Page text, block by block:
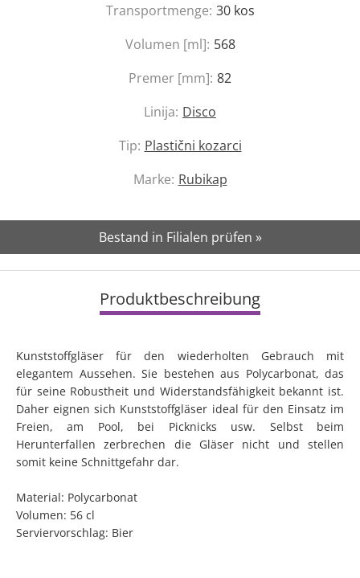
Transportmenge: 30 kos
Volumen [ml]: 568
Premer [mm]: 82
Linija: Disco
Tip: Plastični kozarci
Marke: Rubikap
Bestand in Filialen prüfen »
Produktbeschreibung
Kunststoffgläser für den wiederholten Gebrauch mit
elegantem Aussehen. Sie bestehen aus Polycarbonat, das
für seine Robustheit und Widerstandsfähigkeit bekannt ist.
Daher eignen sich Kunststoffgläser ideal für den Einsatz im
Freien, am Pool, bei Picknicks usw. Selbst beim
Herunterfallen zerbrechen die Gläser nicht und stellen
somit keine Schnittgefahr dar.
Material: Polycarbonat
Volumen: 56 cl
Serviervorschlag: Bier